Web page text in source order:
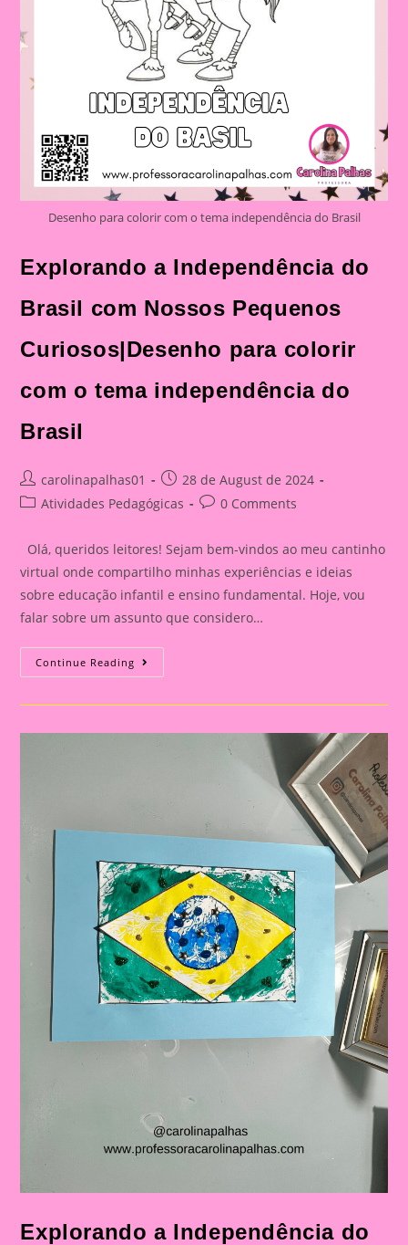
Desenho para colorir com o tema independência do Brasil
Explorando a Independência do
Brasil com Nossos Pequenos
Curiosos|Desenho para colorir
com o tema independência do
Brasil
Post
author:
carolinapalhas01
Post
published:
28 de August de 2024
PostAtividades Pedagógicas
Post0 Comments
Olá, queridos leitores! Sejam bem-vindos ao meu cantinho
virtual onde compartilho minhas experiências e ideias
sobre educação infantil e ensino fundamental. Hoje, vou
falar sobre um assunto que considero…
Continue Reading Explorando
A
Nossos
Curiosos|Desenho
Independência
Brasil
Explorando a Independência do